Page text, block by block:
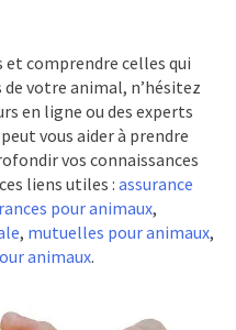
comprendre celles qui
votre animal, n’hésitez
en ligne ou des experts
vous aider à prendre
vos connaissances
liens utiles : assurance
pour animaux,
, mutuelles pour animaux,
animaux.